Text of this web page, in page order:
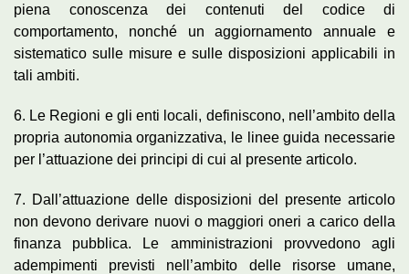
piena conoscenza dei contenuti del codice di
comportamento, nonché un aggiornamento annuale e
sistematico sulle misure e sulle disposizioni applicabili in
tali ambiti.
6. Le Regioni e gli enti locali, definiscono, nell’ambito della
propria autonomia organizzativa, le linee guida necessarie
per l’attuazione dei principi di cui al presente articolo.
7. Dall’attuazione delle disposizioni del presente articolo
non devono derivare nuovi o maggiori oneri a carico della
finanza pubblica. Le amministrazioni provvedono agli
adempimenti previsti nell’ambito delle risorse umane,